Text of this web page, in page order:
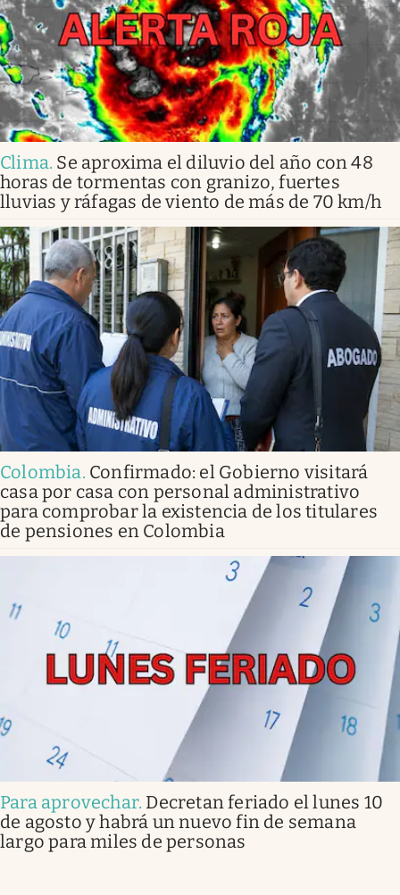
Clima. Se aproxima el diluvio del año con 48
horas de tormentas con granizo, fuertes
lluvias y ráfagas de viento de más de 70 km/h
Colombia. Confirmado: el Gobierno visitará
casa por casa con personal administrativo
para comprobar la existencia de los titulares
de pensiones en Colombia
Para aprovechar. Decretan feriado el lunes 10
de agosto y habrá un nuevo fin de semana
largo para miles de personas